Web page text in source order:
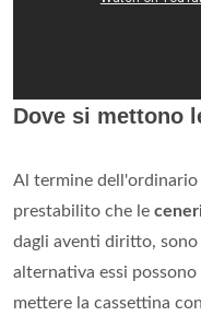
Dove si mettono
Al termine dell'ordinario
prestabilito che le
dagli aventi diritto,
alternativa essi
mettere la cassettina